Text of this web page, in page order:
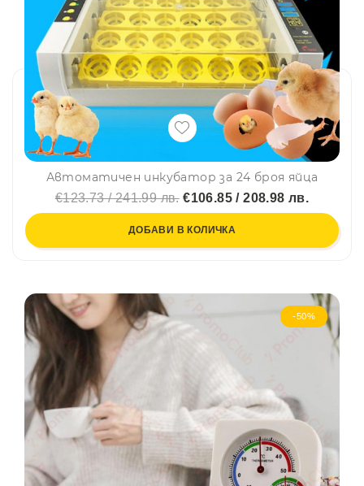
Автоматичен инкубатор за 24 броя яйца
€123.73 / 241.99 лв.€106.85 / 208.98 лв.
ДОБАВИ В КОЛИЧКА
-50%